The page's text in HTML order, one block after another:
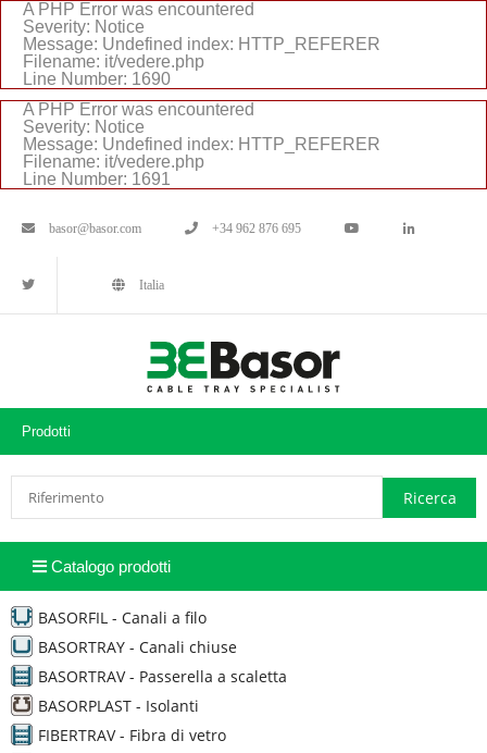
A PHP Error was encountered
Severity: Notice
Message: Undefined index: HTTP_REFERER
Filename: it/vedere.php
Line Number: 1690
A PHP Error was encountered
Severity: Notice
Message: Undefined index: HTTP_REFERER
Filename: it/vedere.php
Line Number: 1691
basor@basor.com +34 962 876 695
Italia
Prodotti
Catalogo prodotti
BASORFIL - Canali a filo
BASORTRAY - Canali chiuse
BASORTRAV - Passerella a scaletta
BASORPLAST - Isolanti
FIBERTRAV - Fibra di vetro